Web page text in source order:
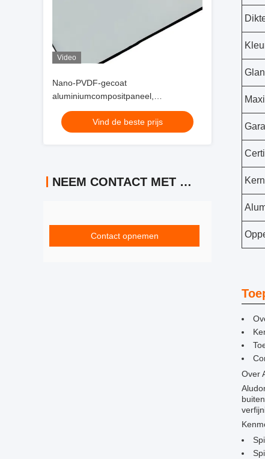
Video
Nano-PVDF-gecoat
aluminiumcompositpaneel,
corrosiebestendig en elegant voor
hedendaagse bouw en ontwerp
Vind de beste prijs
NEEM CONTACT MET ONS OP
Contact opnemen
Over